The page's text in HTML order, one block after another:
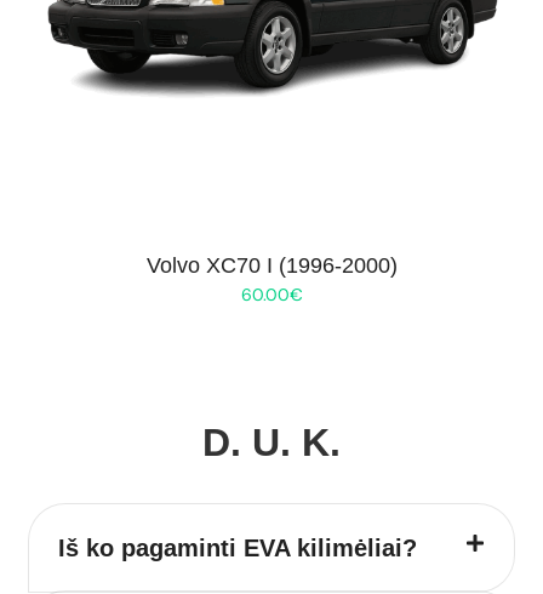
Volvo XC70 I (1996-2000)
60.00€
D. U. K.
Iš ko pagaminti EVA kilimėliai?